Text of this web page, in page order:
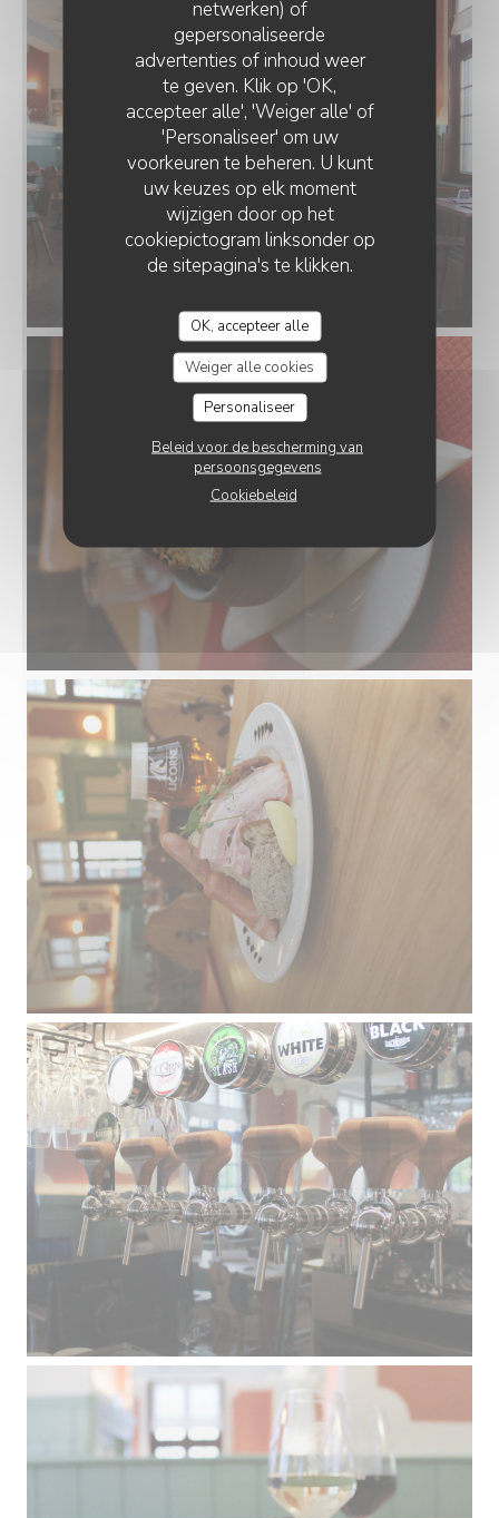
netwerken) of
gepersonaliseerde
advertenties of inhoud weer
te geven. Klik op 'OK,
accepteer alle', 'Weiger alle' of
'Personaliseer' om uw
voorkeuren te beheren. U kunt
uw keuzes op elk moment
wijzigen door op het
cookiepictogram linksonder op
de sitepagina's te klikken.
OK, accepteer alle
Weiger alle cookies
Personaliseer
Beleid voor de bescherming van
persoonsgegevens
Cookiebeleid
AU JOYEUX PÊCHEUR